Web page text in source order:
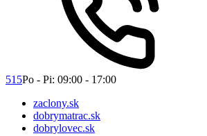
515Po - Pi: 09:00 - 17:00
zaclony.sk
dobrymatrac.sk
dobrylovec.sk